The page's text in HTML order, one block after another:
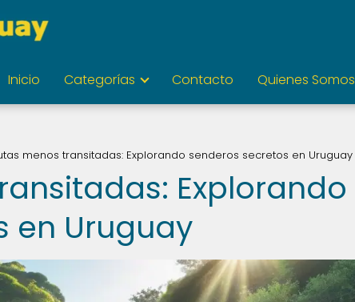
Inicio Categorías Contacto Quienes Somos
menos transitadas: Explorando senderos secretos en Uruguay
Explorando
en Uruguay